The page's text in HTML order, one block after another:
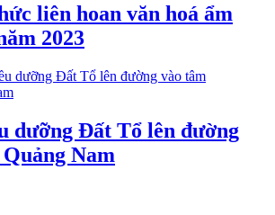
liên hoan văn hoá ẩm
2023
dưỡng Đất Tổ lên đường
Nam